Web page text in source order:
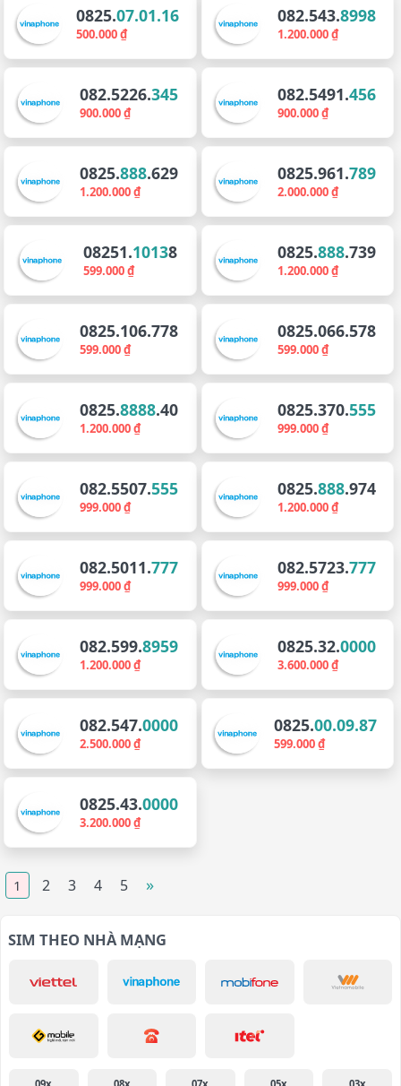
0825.07.01.16
500.000 ₫
082.543.8998
1.200.000 ₫
082.5226.345
900.000 ₫
082.5491.456
900.000 ₫
0825.888.629
1.200.000 ₫
0825.961.789
2.000.000 ₫
08251.10138
599.000 ₫
0825.888.739
1.200.000 ₫
0825.106.778
599.000 ₫
0825.066.578
599.000 ₫
0825.8888.40
1.200.000 ₫
0825.370.555
999.000 ₫
082.5507.555
999.000 ₫
0825.888.974
1.200.000 ₫
082.5011.777
999.000 ₫
082.5723.777
999.000 ₫
082.599.8959
1.200.000 ₫
0825.32.0000
3.600.000 ₫
082.547.0000
2.500.000 ₫
0825.00.09.87
599.000 ₫
0825.43.0000
3.200.000 ₫
1 2 3 4 5 »
SIM THEO NHÀ MẠNG